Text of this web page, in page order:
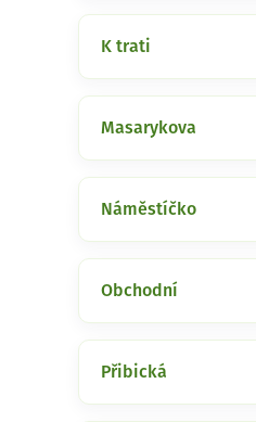
K trati
Masarykova
Náměstíčko
Obchodní
Přibická